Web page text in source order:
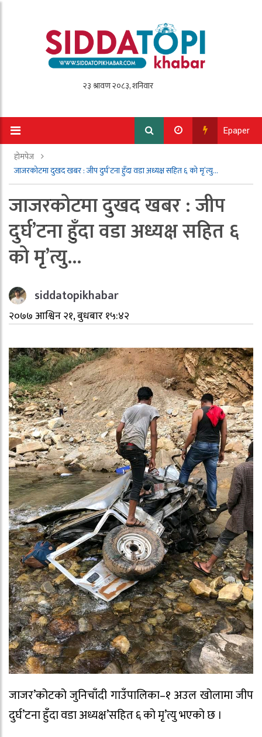
Epaper
होमपेज
जाजरकोटमा दुखद खबर : जीप दुर्घ’टना हुँदा वडा अध्यक्ष सहित ६ को मृ’त्यु…
जाजरकोटमा दुखद खबर : जीप
दुर्घ’टना हुँदा वडा अध्यक्ष सहित ६
को मृ’त्यु…
siddatopikhabar
२०७७ आश्विन २१, बुधबार १५:४२
जाजर’कोटको जुनिचाँदी गाउँपालिका–१ अउल खोलामा जीप
दुर्घ’टना हुँदा वडा अध्यक्ष’सहित ६ को मृ’त्यु भएको छ ।